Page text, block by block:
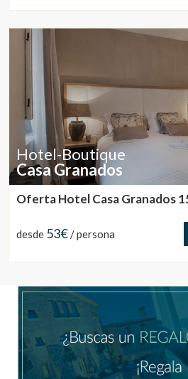
Hotel-Boutique
Casa Granados
Oferta Hotel Casa Granados
desde 53€/ persona